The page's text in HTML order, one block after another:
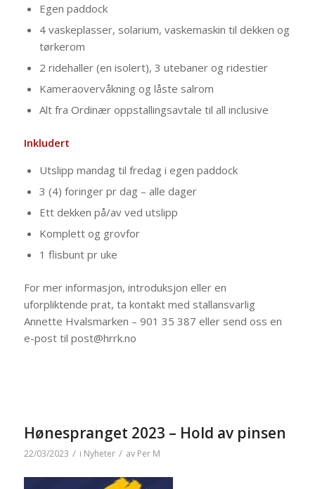
Egen paddock
4 vaskeplasser, solarium, vaskemaskin til dekken og
tørkerom
2 ridehaller (en isolert), 3 utebaner og ridestier
Kameraovervåkning og låste salrom
Alt fra Ordinær oppstallingsavtale til all inclusive
Inkludert
Utslipp mandag til fredag i egen paddock
3 (4) foringer pr dag – alle dager
Ett dekken på/av ved utslipp
Komplett og grovfor
1 flisbunt pr uke
For mer informasjon, introduksjon eller en
uforpliktende prat, ta kontakt med stallansvarlig
Annette Hvalsmarken – 901 35 387 eller send oss en
e-post til post@hrrk.no
Hønespranget 2023 – Hold av pinsen
22/03/2023 / i Nyheter / av Per M